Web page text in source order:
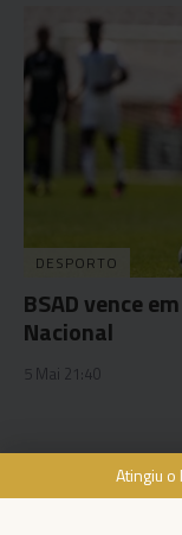
Atingiu o
DESPORTO
BSAD vence
Nacional
5 Mai 21:40